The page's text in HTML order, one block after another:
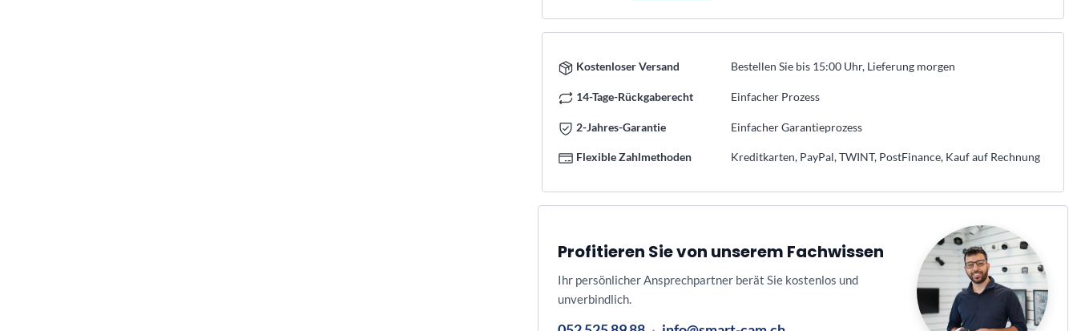
Kostenloser Versand Bestellen Sie bis 15:00 Uhr, Lieferung morgen
14-Tage-Rückgaberecht Einfacher Prozess
2-Jahres-Garantie Einfacher Garantieprozess
Flexible Zahlmethoden Kreditkarten, PayPal, TWINT, PostFinance, Kauf auf Rechnung
Profitieren Sie von unserem Fachwissen
Ihr persönlicher Ansprechpartner berät Sie kostenlos und
unverbindlich.